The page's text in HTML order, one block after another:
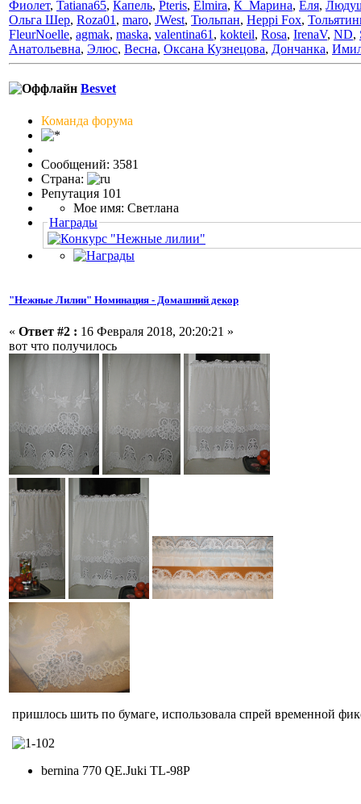
Фиолет, Tatiana65, Капель, Pteris, Elmira, К_Марина, Еля,
Ольга Шер, Roza01 , maro, JWest, Тюльпан, Heppi Fox,
FleurNoelle, agmak, maska, valentina61 , kokteil, Rosa, IrenaV, ND,
Анатольевна, Элюс, Весна, Оксана Кузнецова, Дончанка,
Besvet
Команда форума
Сообщений: 3581
Страна:
Репутация 101
Мое имя: Светлана
Награды
"Нежные Лилии" Номинация - Домашний декор
« Ответ #2 : 16 Февраля 2018, 20:20:21 »
вот что получилось
пришлось шить по бумаге, использовала спрей временной
bernina 770 QE.Juki TL-98P